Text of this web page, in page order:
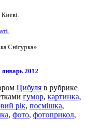
Снігурка».
январь 2012
Цибуля в рубрике
гумор, картинка,
рік, посмішка,
, фото, фотоприкол,